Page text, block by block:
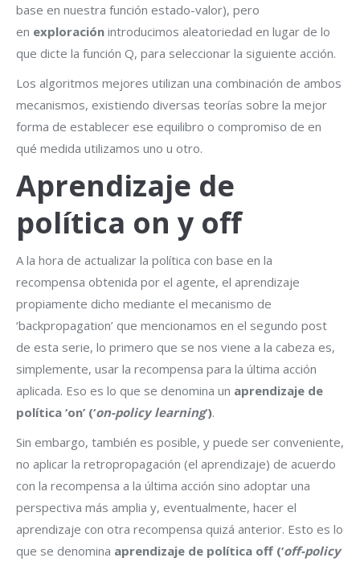
base en nuestra función estado-valor), pero
en exploración introducimos aleatoriedad en lugar de lo
que dicte la función Q, para seleccionar la siguiente acción.
Los algoritmos mejores utilizan una combinación de ambos
mecanismos, existiendo diversas teorías sobre la mejor
forma de establecer ese equilibro o compromiso de en
qué medida utilizamos uno u otro.
Aprendizaje de
política on y off
A la hora de actualizar la política con base en la
recompensa obtenida por el agente, el aprendizaje
propiamente dicho mediante el mecanismo de
‘backpropagation’ que mencionamos en el segundo post
de esta serie, lo primero que se nos viene a la cabeza es,
simplemente, usar la recompensa para la última acción
aplicada. Eso es lo que se denomina un aprendizaje de
política ‘on’ (‘on-policy learning‘).
Sin embargo, también es posible, y puede ser conveniente,
no aplicar la retropropagación (el aprendizaje) de acuerdo
con la recompensa a la última acción sino adoptar una
perspectiva más amplia y, eventualmente, hacer el
aprendizaje con otra recompensa quizá anterior. Esto es lo
que se denomina aprendizaje de política off (‘off-policy